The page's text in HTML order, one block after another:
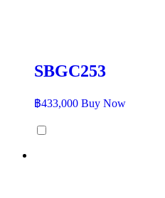
SBGC253
฿433,000 Buy Now